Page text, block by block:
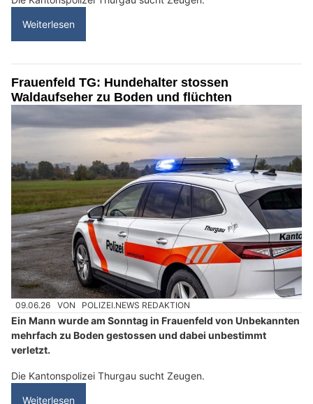
Weiterlesen
Frauenfeld TG: Hundehalter stossen
Waldaufseher zu Boden und flüchten
09.06.26 VON POLIZEI.NEWS REDAKTION
Ein Mann wurde am Sonntag in Frauenfeld von Unbekannten
mehrfach zu Boden gestossen und dabei unbestimmt
verletzt.
Die Kantonspolizei Thurgau sucht Zeugen.
Weiterlesen